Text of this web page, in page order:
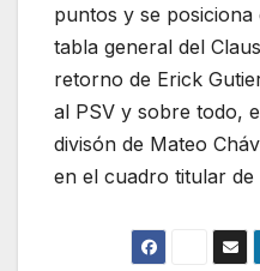
puntos y se
tabla general del
retorno de Erick
al PSV y sobre todo,
divisón de Mateo
en el cuadro titular de